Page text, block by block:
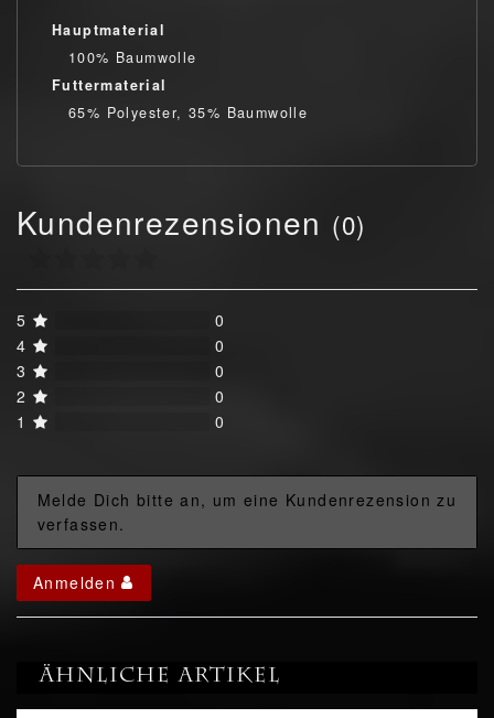
Hauptmaterial
100% Baumwolle
Futtermaterial
65% Polyester, 35% Baumwolle
Kundenrezensionen (0)
5
0
4
0
3
0
2
0
1
0
Melde Dich bitte an, um eine Kundenrezension zu
verfassen.
Anmelden
Ähnliche Artikel